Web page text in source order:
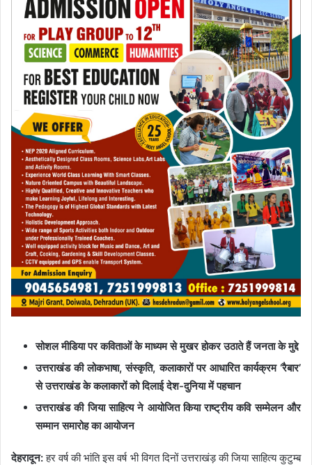
सोशल मीडिया पर कविताओं के माध्यम से मुखर होकर उठाते हैं जनता के मुद्दे
उत्तराखंड की लोकभाषा, संस्कृति, कलाकारों पर आधारित कार्यक्रम ‘रैबार’
से उत्तराखंड के कलाकारों को दिलाई देश-दुनिया में पहचान
उत्तराखंड की जिया साहित्य ने आयोजित किया राष्ट्रीय कवि सम्मेलन और
सम्मान समारोह का आयोजन
देहरादून:हर वर्ष की भांति इस वर्ष भी विगत दिनों उत्तराखंड़ की जिया साहित्य कुटुम्ब